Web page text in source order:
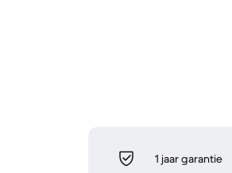
1 jaar garantie